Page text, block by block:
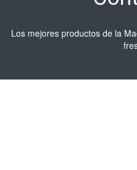
Los mejores productos de la